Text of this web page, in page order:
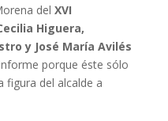
del XVI
Higuera,
y José María Avilés
porque éste sólo
figura del alcalde a